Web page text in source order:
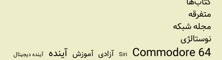
متفرقه
مجله شبکه
نوستالژی
Commodore 64
Siri آزادی آموزش آینده آینده دیجیتال